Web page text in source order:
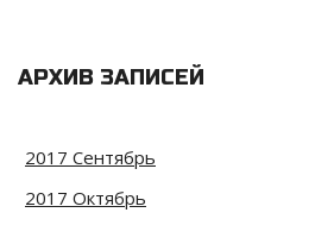
АРХИВ ЗАПИСЕЙ
2017 Сентябрь
2017 Октябрь